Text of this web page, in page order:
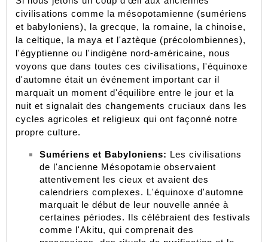
civilisations comme la mésopotamienne (sumériens
et babyloniens), la grecque, la romaine, la chinoise,
la celtique, la maya et l'aztèque (précolombiennes),
l'égyptienne ou l'indigène nord-américaine, nous
voyons que dans toutes ces civilisations, l'équinoxe
d'automne était un événement important car il
marquait un moment d'équilibre entre le jour et la
nuit et signalait des changements cruciaux dans les
cycles agricoles et religieux qui ont façonné notre
propre culture.
Sumériens et Babyloniens:
Les civilisations
de l'ancienne Mésopotamie observaient
attentivement les cieux et avaient des
calendriers complexes. L'équinoxe d'automne
marquait le début de leur nouvelle année à
certaines périodes. Ils célébraient des festivals
comme l'Akitu, qui comprenait des